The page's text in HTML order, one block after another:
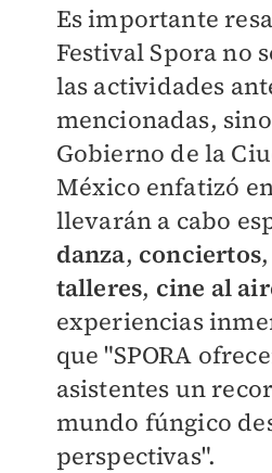
Es importante
Festival Spora no
las actividades
mencionadas,
Gobierno de la
México enfatizó
llevarán a cabo
danza, conciertos
talleres, cine al
experiencias
que "SPORA
asistentes un
mundo fúngico
perspectivas".